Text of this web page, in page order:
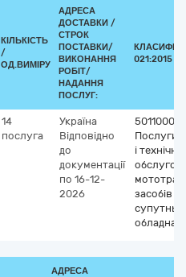
КІЛЬКІСТЬ
/
ОД.ВИМІРУ
АДРЕСА
ДОСТАВКИ /
СТРОК
ПОСТАВКИ/
ВИКОНАННЯ
РОБІТ/
НАДАННЯ
ПОСЛУГ:
021:2015
14
послуга
Україна
Відповідно
до
документації
по 16-12-
2026
Послуги
і
засобів і
АДРЕСА